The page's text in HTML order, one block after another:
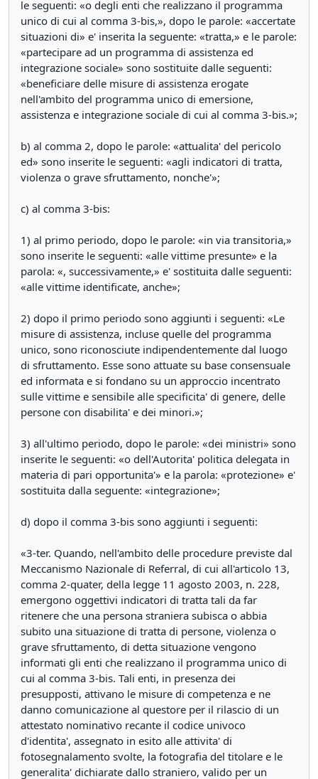
le seguenti: «o degli enti che realizzano il programma
unico di cui al comma 3-bis,», dopo le parole: «accertate
situazioni di» e' inserita la seguente: «tratta,» e le parole:
«partecipare ad un programma di assistenza ed
integrazione sociale» sono sostituite dalle seguenti:
«beneficiare delle misure di assistenza erogate
nell'ambito del programma unico di emersione,
assistenza e integrazione sociale di cui al comma 3-bis.»;
b) al comma 2, dopo le parole: «attualita' del pericolo
ed» sono inserite le seguenti: «agli indicatori di tratta,
violenza o grave sfruttamento, nonche'»;
c) al comma 3-bis:
1) al primo periodo, dopo le parole: «in via transitoria,»
sono inserite le seguenti: «alle vittime presunte» e la
parola: «, successivamente,» e' sostituita dalle seguenti:
«alle vittime identificate, anche»;
2) dopo il primo periodo sono aggiunti i seguenti: «Le
misure di assistenza, incluse quelle del programma
unico, sono riconosciute indipendentemente dal luogo
di sfruttamento. Esse sono attuate su base consensuale
ed informata e si fondano su un approccio incentrato
sulle vittime e sensibile alle specificita' di genere, delle
persone con disabilita' e dei minori.»;
3) all'ultimo periodo, dopo le parole: «dei ministri» sono
inserite le seguenti: «o dell'Autorita' politica delegata in
materia di pari opportunita'» e la parola: «protezione» e'
sostituita dalla seguente: «integrazione»;
d) dopo il comma 3-bis sono aggiunti i seguenti:
«3-ter. Quando, nell'ambito delle procedure previste dal
Meccanismo Nazionale di Referral, di cui all'articolo 13,
comma 2-quater, della legge 11 agosto 2003, n. 228,
emergono oggettivi indicatori di tratta tali da far
ritenere che una persona straniera subisca o abbia
subito una situazione di tratta di persone, violenza o
grave sfruttamento, di detta situazione vengono
informati gli enti che realizzano il programma unico di
cui al comma 3-bis. Tali enti, in presenza dei
presupposti, attivano le misure di competenza e ne
danno comunicazione al questore per il rilascio di un
attestato nominativo recante il codice univoco
d'identita', assegnato in esito alle attivita' di
fotosegnalamento svolte, la fotografia del titolare e le
generalita' dichiarate dallo straniero, valido per un